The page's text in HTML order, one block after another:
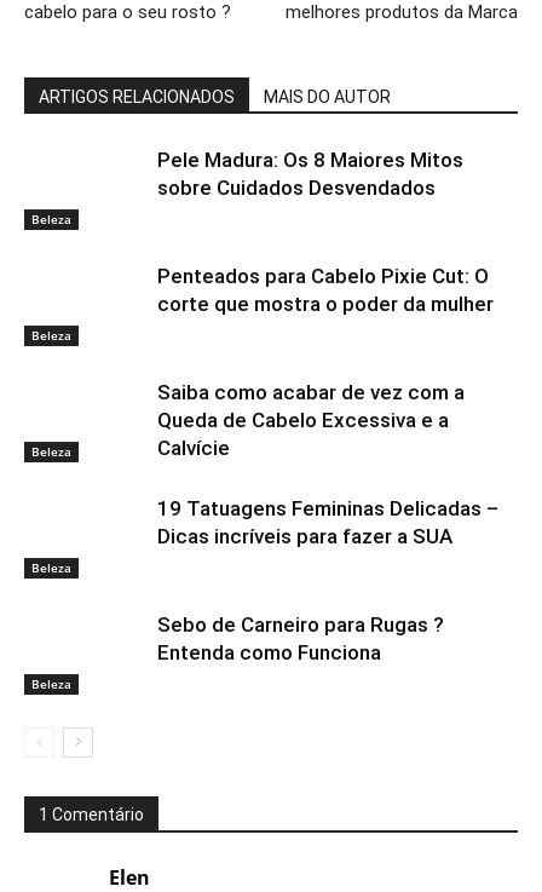
cabelo para o seu rosto ?
melhores produtos da Marca
ARTIGOS RELACIONADOS MAIS DO AUTOR
Beleza
Pele Madura: Os 8 Maiores Mitos
sobre Cuidados Desvendados
Beleza
Penteados para Cabelo Pixie Cut: O
corte que mostra o poder da mulher
Beleza
Saiba como acabar de vez com a
Queda de Cabelo Excessiva e a
Calvície
Beleza
19 Tatuagens Femininas Delicadas –
Dicas incríveis para fazer a SUA
Beleza
Sebo de Carneiro para Rugas ?
Entenda como Funciona
1 Comentário
Elen